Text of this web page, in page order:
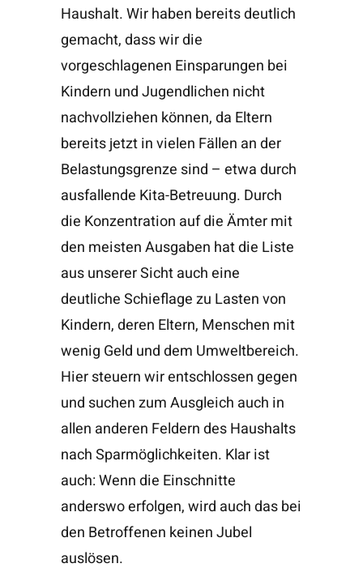
Haushalt. Wir haben bereits deutlich
gemacht, dass wir die
vorgeschlagenen Einsparungen bei
Kindern und Jugendlichen nicht
nachvollziehen können, da Eltern
bereits jetzt in vielen Fällen an der
Belastungsgrenze sind – etwa durch
ausfallende Kita-Betreuung. Durch
die Konzentration auf die Ämter mit
den meisten Ausgaben hat die Liste
aus unserer Sicht auch eine
deutliche Schieflage zu Lasten von
Kindern, deren Eltern, Menschen mit
wenig Geld und dem Umweltbereich.
Hier steuern wir entschlossen gegen
und suchen zum Ausgleich auch in
allen anderen Feldern des Haushalts
nach Sparmöglichkeiten. Klar ist
auch: Wenn die Einschnitte
anderswo erfolgen, wird auch das bei
den Betroffenen keinen Jubel
auslösen.